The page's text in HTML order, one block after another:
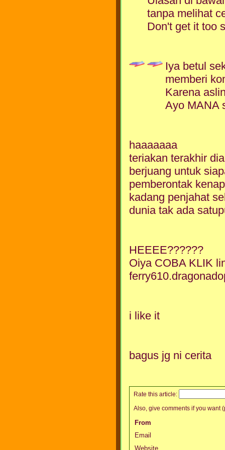
tanpa melihat
Don't get it too
Iya betul
memberi
Karena
Ayo MANA
haaaaaaa
teriakan terakhir
berjuang untuk
pemberontak
kadang penjahat
dunia tak ada
HEEEE??????
Oiya COBA KLIK
i like it
bagus jg ni cerita
Rate this article:
Also, give comments if you want
From
Email
Website